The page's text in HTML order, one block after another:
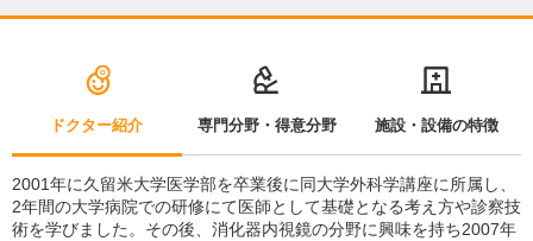
ドクター紹介 専門分野・得意分野 施設・設備の特徴
2001年に久留米大学医学部を卒業後に同大学外科学講座に所属し、
2年間の大学病院での研修にて医師として基礎となる考え方や診察技
術を学びました。その後、消化器内視鏡の分野に興味を持ち2007年